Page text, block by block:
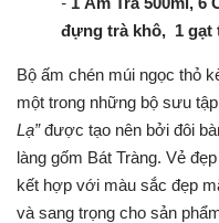
đựng trà khô, 1 gạt
Bộ ấm chén múi ngọc thỏ
một trong những bộ sưu
Lạ”được tạo nên bởi đôi
làng gốm Bát Tràng. Vẻ
kết hợp với màu sắc đẹp
và sang trọng cho sản